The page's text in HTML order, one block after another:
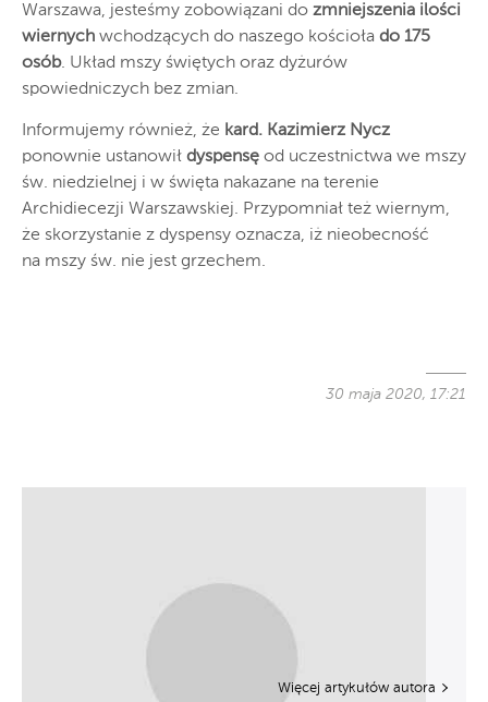
Warszawa, jesteśmy zobowiązani do zmniejszenia ilości
wiernych wchodzących do naszego kościoła do 175
osób. Układ mszy świętych oraz dyżurów
spowiedniczych bez zmian.
Informujemy również, że kard. Kazimierz Nycz
ponownie ustanowił dyspensę od uczestnictwa we mszy
św. niedzielnej i w święta nakazane na terenie
Archidiecezji Warszawskiej. Przypomniał też wiernym,
że skorzystanie z dyspensy oznacza, iż nieobecność
na mszy św. nie jest grzechem.
30 maja 2020, 17:21
Więcej artykułów autora